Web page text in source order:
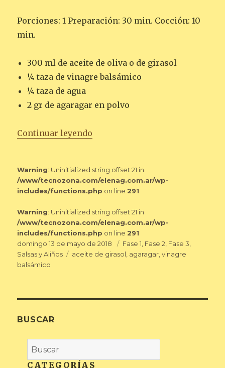
Porciones: 1 Preparación: 30 min. Cocción: 10
min.
300 ml de aceite de oliva o de girasol
¼ taza de vinagre balsámico
¼ taza de agua
2 gr de agaragar en polvo
Continuar leyendo
Warning: Uninitialized string offset 21 in
/www/tecnozona.com/elenag.com.ar/wp-
includes/functions.php on line 291
Warning: Uninitialized string offset 21 in
/www/tecnozona.com/elenag.com.ar/wp-
includes/functions.php on line 291
Publicado
el
domingo 13 de mayo de 2018 Categorías
Fase 1, Fase 2, Fase 3,
Salsas y Aliños
Etiquetas
aceite de girasol, agaragar,vinagre
balsámico
BUSCAR
CATEGORÍAS